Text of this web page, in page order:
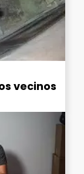
vecinos